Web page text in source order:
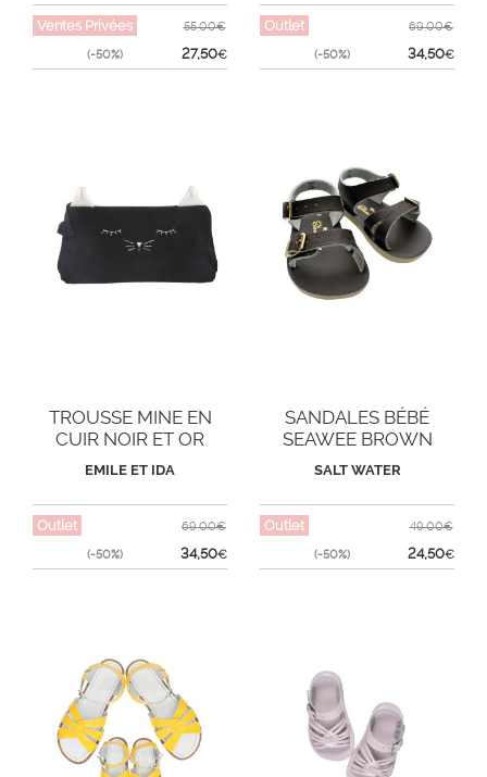
Ventes Privées
(-50%)
55,00€
27,50€
Outlet
(-50%)
69,00€
34,50€
TROUSSE MINE EN
CUIR NOIR ET OR
EMILE ET IDA
Outlet
(-50%)
69,00€
34,50€
SANDALES BÉBÉ
SEAWEE BROWN
SALT WATER
Outlet
(-50%)
49,00€
24,50€